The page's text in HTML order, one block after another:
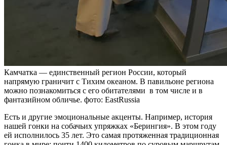
Камчатка — единственный регион России, который
напрямую граничит с Тихим океаном. В павильоне региона
можно познакомиться с его обитателями в том числе и в
фантазийном обличье. фото: EastRussia
Есть и другие эмоциональные акценты. Например, история
нашей гонки на собачьих упряжках «Берингия». В этом году
ей исполнилось 35 лет. Это самая протяженная традиционная